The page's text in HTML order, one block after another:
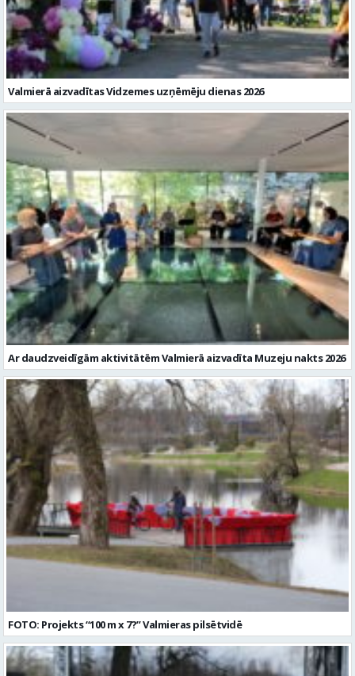
Valmierā aizvadītas Vidzemes uzņēmēju dienas 2026
Ar daudzveidīgām aktivitātēm Valmierā aizvadīta Muzeju nakts 2026
FOTO: Projekts “100 m x 7?” Valmieras pilsētvidē